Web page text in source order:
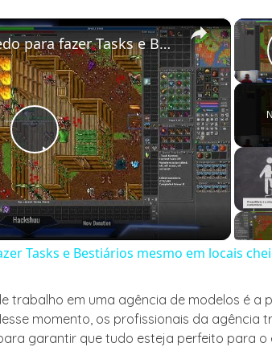
×
Play
Video
Rubinot: O segredo para fazer Tasks e Bestiários mesmo em locais cheios
Tasks e Bestiários mesmo em locais
trabalho em uma agência de modelos é a
momento, os profissionais da agência
garantir que tudo esteja perfeito para o